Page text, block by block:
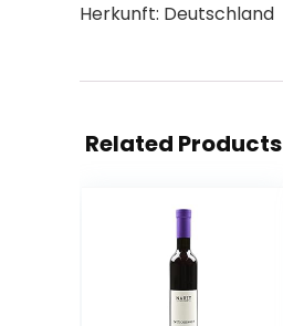
Herkunft: Deutschland
Related Products